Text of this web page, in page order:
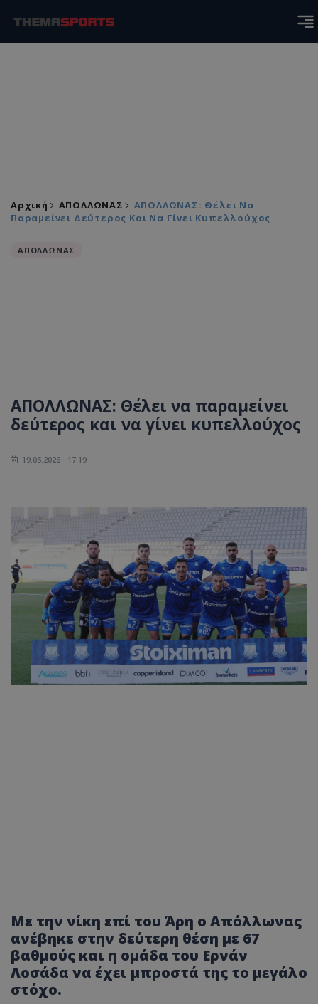
Αρχική ΑΠΟΛΛΩΝΑΣ
ΑΠΟΛΛΩΝΑΣ: Θέλει Να
Παραμείνει Δεύτερος Και Να Γίνει Κυπελλούχος
ΑΠΟΛΛΩΝΑΣ
ΑΠΟΛΛΩΝΑΣ: Θέλει να παραμείνει
δεύτερος και να γίνει κυπελλούχος
19.05.2026 - 17:19
Με την νίκη επί του Άρη ο Απόλλωνας
ανέβηκε στην δεύτερη θέση με 67
βαθμούς και η ομάδα του Ερνάν
Λοσάδα να έχει μπροστά της το μεγάλο
στόχο.